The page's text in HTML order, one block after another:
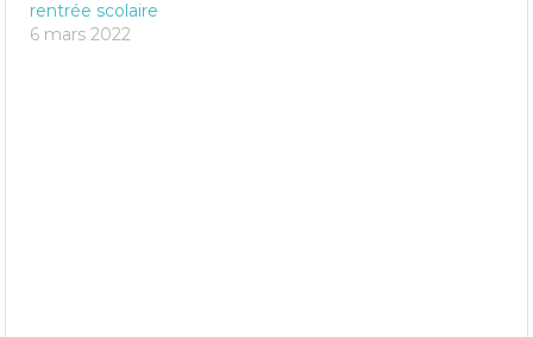
rentrée scolaire
6 mars 2022